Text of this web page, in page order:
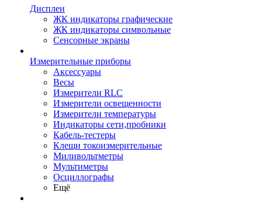
Дисплеи
ЖК индикаторы графические
ЖК индикаторы символьные
Сенсорные экраны
Измерительные приборы
Аксессуары
Весы
Измерители RLC
Измерители освещенности
Измерители температуры
Индикаторы сети,пробники
Кабель-тестеры
Клещи токоизмерительные
Миливольтметры
Мультиметры
Осциллографы
Ещё